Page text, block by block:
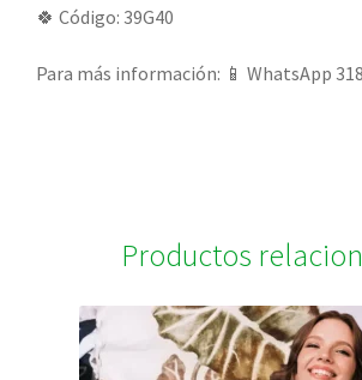
🍀 Código: 39G40
Para más información: 📱 WhatsApp
Productos